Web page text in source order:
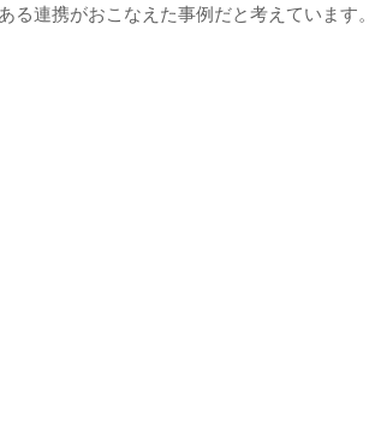
連携がおこなえた事例だと考えています